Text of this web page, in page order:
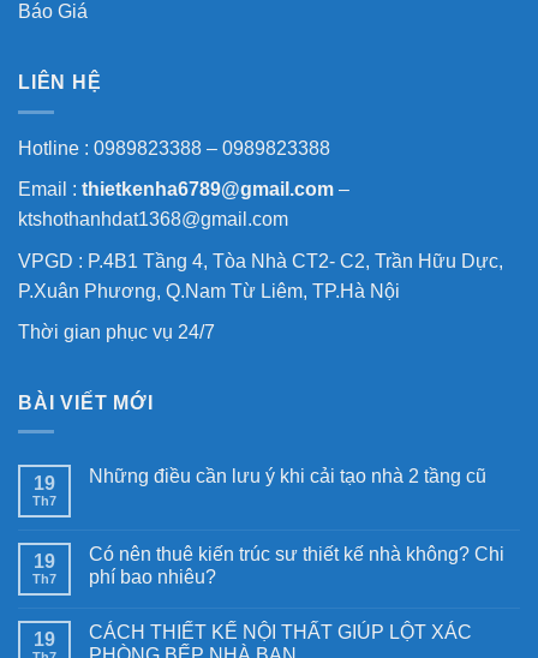
Báo Giá
LIÊN HỆ
Hotline : 0989823388 – 0989823388
Email : thietkenha6789@gmail.com –
ktshothanhdat1368@gmail.com
VPGD : P.4B1 Tầng 4, Tòa Nhà CT2- C2, Trần Hữu Dực,
P.Xuân Phương, Q.Nam Từ Liêm, TP.Hà Nội
Thời gian phục vụ 24/7
BÀI VIẾT MỚI
19
Th7
Những điều cần lưu ý khi cải tạo nhà 2 tầng cũ
19
Th7
Có nên thuê kiến trúc sư thiết kế nhà không? Chi
phí bao nhiêu?
19
CÁCH THIẾT KẾ NỘI THẤT GIÚP LỘT XÁC